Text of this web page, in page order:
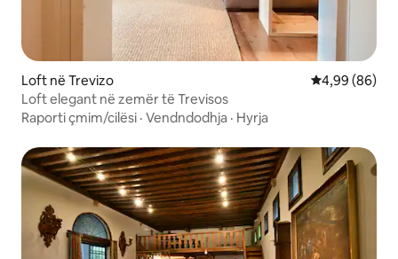
Loft në Trevizo Vlerësimi
4,99 (86)
Loft elegant në zemër të Trevisos
Raporti çmim/cilësi · Vendndodhja · Hyrja